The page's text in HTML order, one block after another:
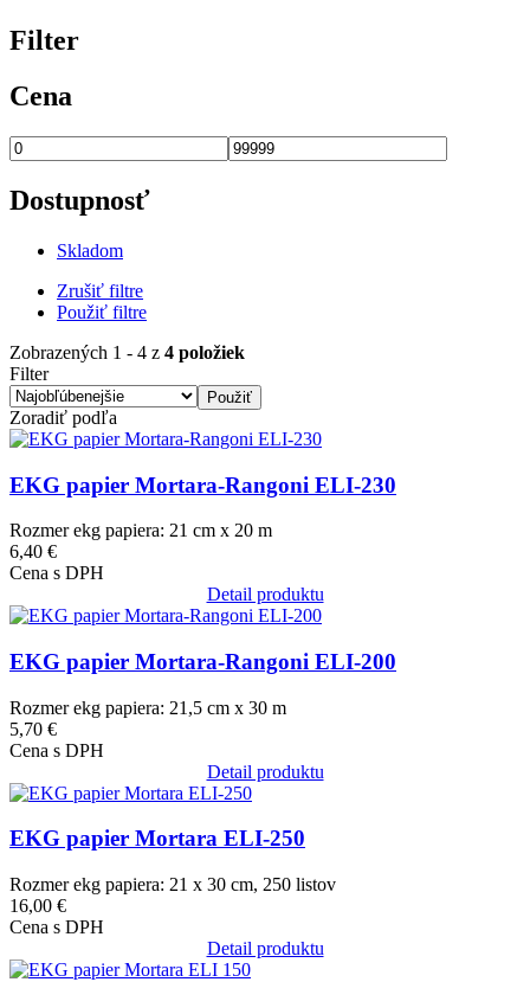
Filter
Cena
Dostupnosť
Skladom
Zrušiť filtre
Použiť filtre
Zobrazených 1 - 4 z 4 položiek
Filter
Zoradiť podľa
Obrázok
EKG papier Mortara-Rangoni ELI-230
Rozmer ekg papiera: 21 cm x 20 m
6,40 €
Cena s DPH
Detail produktu
Obrázok
EKG papier Mortara-Rangoni ELI-200
Rozmer ekg papiera: 21,5 cm x 30 m
5,70 €
Cena s DPH
Detail produktu
Obrázok
EKG papier Mortara ELI-250
Rozmer ekg papiera: 21 x 30 cm, 250 listov
16,00 €
Cena s DPH
Detail produktu
Obrázok